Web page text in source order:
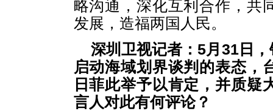
略沟通，深化互利合作，共
发展，造福两国人民。
深圳卫视记者：5月31日
启动海域划界谈判的表态，
日菲此举予以肯定，并质疑
言人对此有何评论？